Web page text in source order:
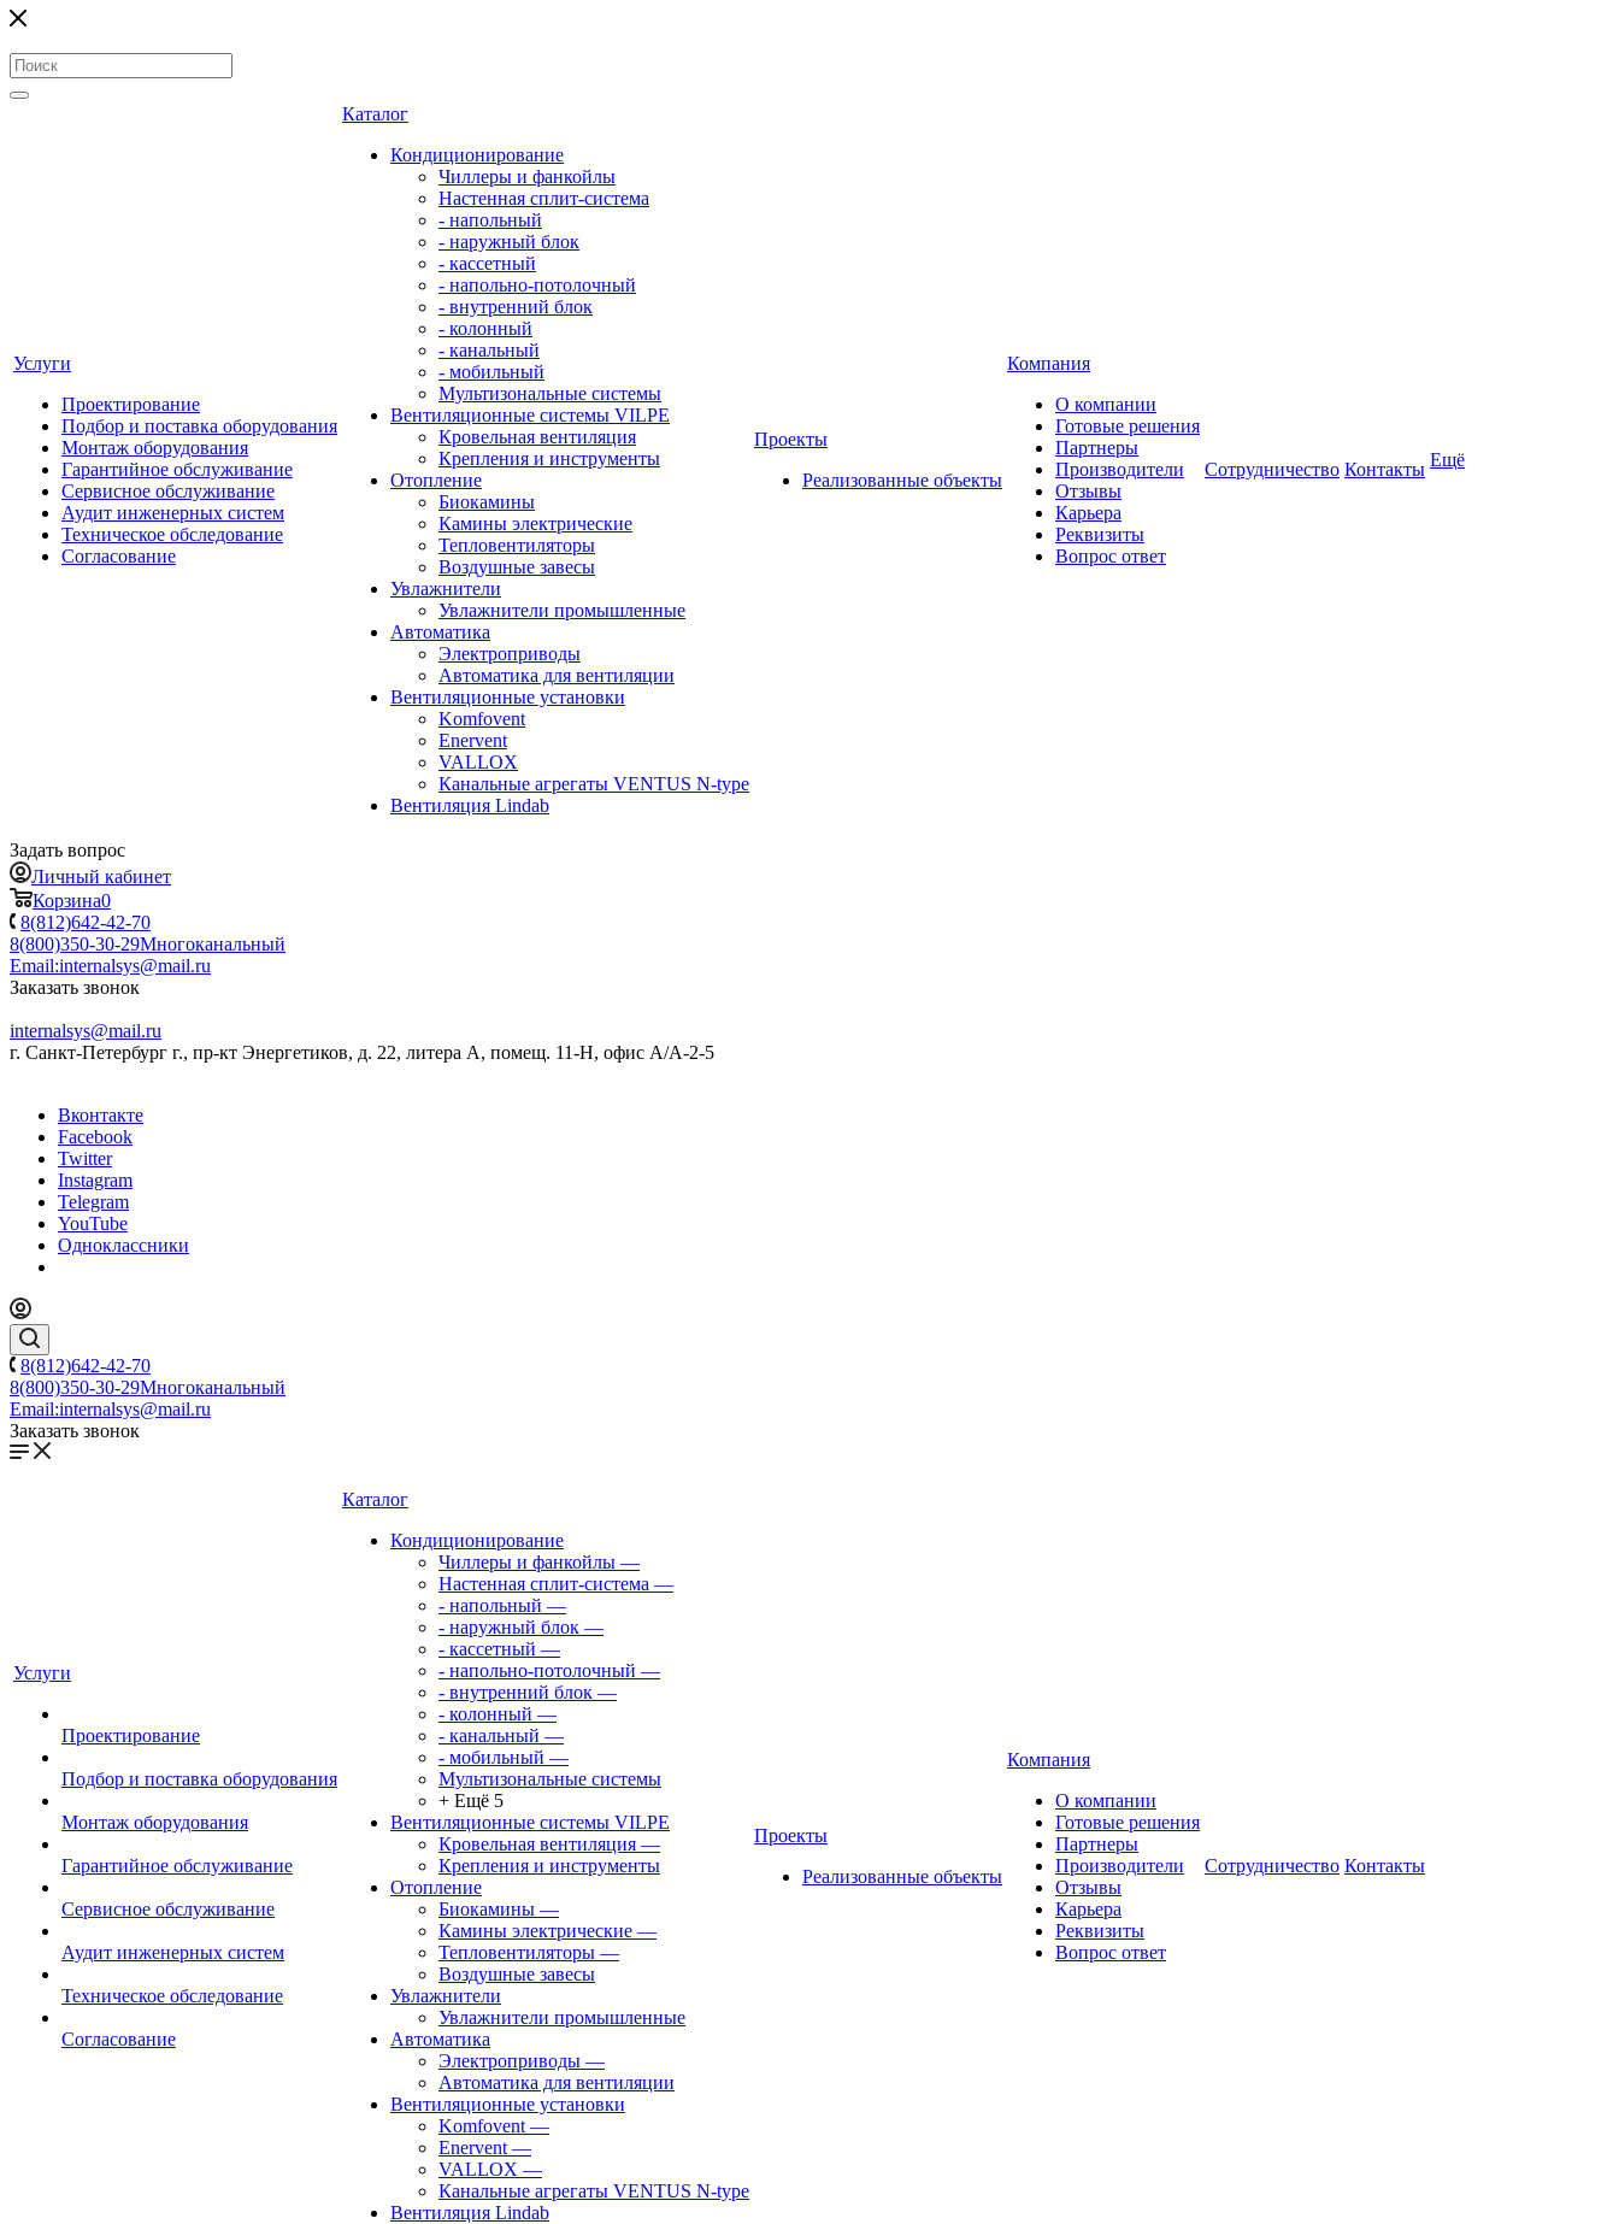
Услуги
Проектирование
Подбор и поставка оборудования
Монтаж оборудования
Гарантийное обслуживание
Сервисное обслуживание
Аудит инженерных систем
Техническое обследование
Согласование
Каталог
Кондиционирование
Чиллеры и фанкойлы
Настенная сплит-система
- напольный
- наружный блок
- кассетный
- напольно-потолочный
- внутренний блок
- колонный
- канальный
- мобильный
Мультизональные системы
Вентиляционные системы VILPE
Кровельная вентиляция
Крепления и инструменты
Отопление
Биокамины
Камины электрические
Тепловентиляторы
Воздушные завесы
Увлажнители
Увлажнители промышленные
Автоматика
Электроприводы
Автоматика для вентиляции
Вентиляционные установки
Komfovent
Enervent
VALLOX
Канальные агрегаты VENTUS N-type
Вентиляция Lindab
Проекты
Реализованные объекты
Компания
О компании
Готовые решения
Партнеры
Производители
Отзывы
Карьера
Реквизиты
Вопрос ответ
Сотрудничество Контакты Ещё
Задать вопрос
Личный кабинет
Корзина0
8(812)642-42-70
8(800)350-30-29Многоканальный
Email:internalsys@mail.ru
Заказать звонок
internalsys@mail.ru
г. Санкт-Петербург г., пр-кт Энергетиков, д. 22, литера А, помещ. 11-Н, офис А/А-2-5
Вконтакте
Facebook
Twitter
Instagram
Telegram
YouTube
Одноклассники
8(812)642-42-70
8(800)350-30-29Многоканальный
Email:internalsys@mail.ru
Заказать звонок
Услуги
Проектирование
Подбор и поставка оборудования
Монтаж оборудования
Гарантийное обслуживание
Сервисное обслуживание
Аудит инженерных систем
Техническое обследование
Согласование
Каталог
Кондиционирование
Чиллеры и фанкойлы —
Настенная сплит-система —
- напольный —
- наружный блок —
- кассетный —
- напольно-потолочный —
- внутренний блок —
- колонный —
- канальный —
- мобильный —
Мультизональные системы
+ Ещё 5
Вентиляционные системы VILPE
Кровельная вентиляция —
Крепления и инструменты
Отопление
Биокамины —
Камины электрические —
Тепловентиляторы —
Воздушные завесы
Увлажнители
Увлажнители промышленные
Автоматика
Электроприводы —
Автоматика для вентиляции
Вентиляционные установки
Komfovent —
Enervent —
VALLOX —
Канальные агрегаты VENTUS N-type
Вентиляция Lindab
Проекты
Реализованные объекты
Компания
О компании
Готовые решения
Партнеры
Производители
Отзывы
Карьера
Реквизиты
Вопрос ответ
Сотрудничество Контакты